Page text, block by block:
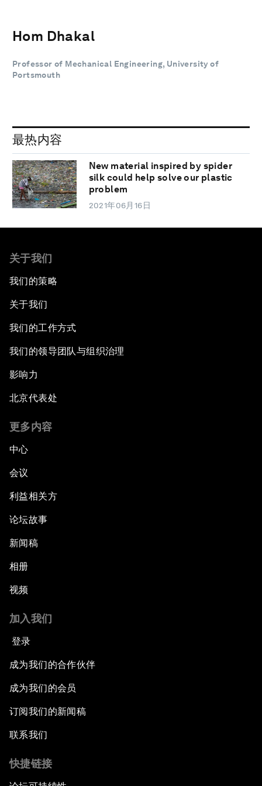
Hom Dhakal
Professor of Mechanical Engineering, University of
Portsmouth
最热内容
New material inspired by spider
silk could help solve our plastic
problem
2021年06月16日
关于我们
我们的策略
关于我们
我们的工作方式
我们的领导团队与组织治理
影响力
北京代表处
更多内容
中心
会议
利益相关方
论坛故事
新闻稿
相册
视频
加入我们
登录
成为我们的合作伙伴
成为我们的会员
订阅我们的新闻稿
联系我们
快捷链接